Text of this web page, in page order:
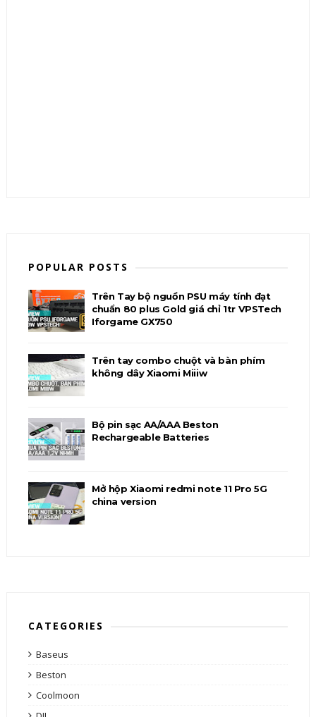
POPULAR POSTS
Trên Tay bộ nguồn PSU máy tính đạt
chuẩn 80 plus Gold giá chỉ 1tr VPSTech
Iforgame GX750
Trên tay combo chuột và bàn phím
không dây Xiaomi Miiiw
Bộ pin sạc AA/AAA Beston
Rechargeable Batteries
Mở hộp Xiaomi redmi note 11 Pro 5G
china version
CATEGORIES
Baseus
Beston
Coolmoon